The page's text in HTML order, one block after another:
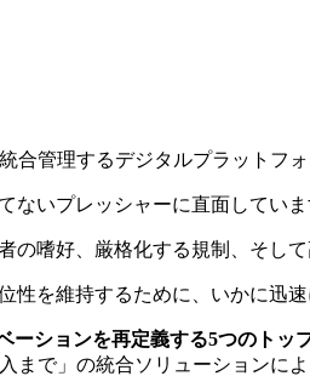
合管理するデジタルプラットフ
ないプレッシャーに直面していま
嗜好、厳格化する規制、そし
性を維持するために、いかに迅
ーションを再定義する5つのトッ
まで」の統合ソリューションに